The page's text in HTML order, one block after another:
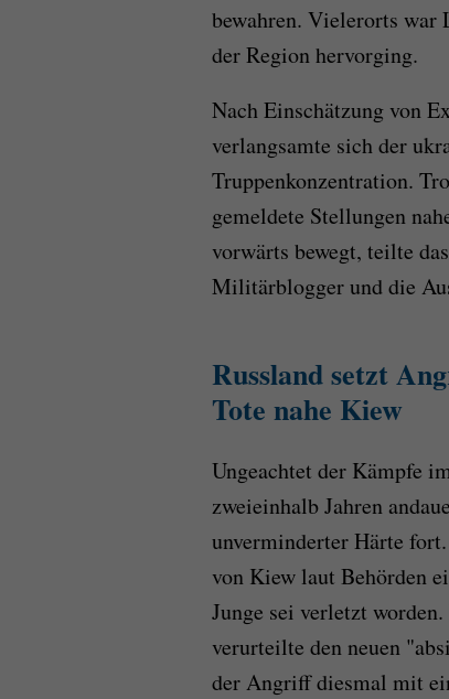
bewahren. Vielerorts war
der Region hervorging.
Nach Einschätzung von
verlangsamte sich der
Truppenkonzentration.
gemeldete Stellungen
vorwärts bewegt, teilte
Militärblogger und die
Russland setzt
Tote nahe Kiew
Ungeachtet der Kämpfe
zweieinhalb Jahren
unverminderter Härte
von Kiew laut Behörden
Junge sei verletzt
verurteilte den neuen
der Angriff diesmal mit